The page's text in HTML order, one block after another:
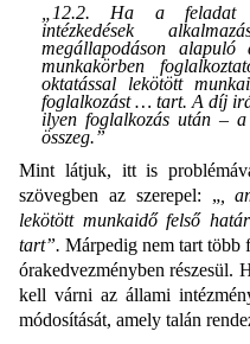
„12.2. Ha a feladat
intézkedések
megállapodáson
munkakörben
oktatással lekötött
foglalkozást … tart. A díj
ilyen foglalkozás után –
összeg.”
Mint látjuk, itt is
szövegben az szerepel: „,
lekötött munkaidő felső
tart”. Márpedig nem tart több
órakedvezményben részesül.
kell várni az állami
módosítását, amely talán